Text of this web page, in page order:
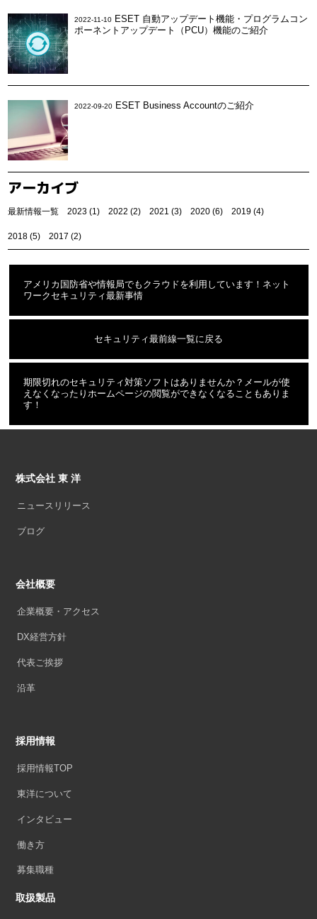
アーカイブ
最新情報一覧 2023 (1) 2022 (2) 2021 (3) 2020 (6) 2019 (4)
2018 (5) 2017 (2)
2022-11-10 ESET 自動アップデート機能・プログラムコン
ポーネントアップデート（PCU）機能のご紹介
2022-09-20 ESET Business Accountのご紹介
アメリカ国防省や情報局でもクラウドを利用しています！ネット
ワークセキュリティ最新事情
セキュリティ最前線一覧に戻る
期限切れのセキュリティ対策ソフトはありませんか？メールが使
えなくなったりホームページの閲覧ができなくなることもありま
す！
株式会社 東 洋
ニュースリリース
ブログ
会社概要
企業概要・アクセス
DX経営方針
代表ご挨拶
沿革
採用情報
採用情報TOP
東洋について
インタビュー
働き方
募集職種
取扱製品